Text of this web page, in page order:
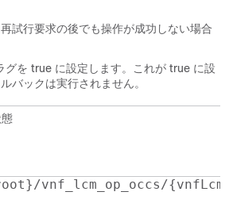
試行要求の後でも操作が成功しない場合
グを true に設定します。これが true に設
バックは実行されません。
態
vnf_lcm_op_occs/